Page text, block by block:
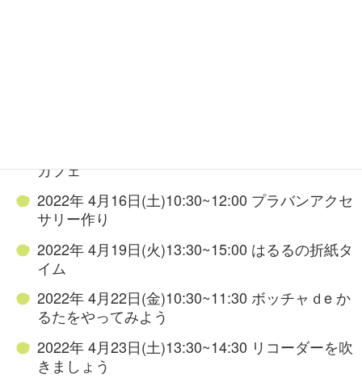
カフェ
2022年 4月16日(土)10:30~12:00 プラバンアクセ
サリー作り
2022年 4月19日(火)13:30~15:00 はるるの折紙タ
イム
2022年 4月22日(金)10:30~11:30 ボッチャｄe か
るたをやってみよう
2022年 4月23日(土)13:30~14:30 リコーダーを吹
きましょう